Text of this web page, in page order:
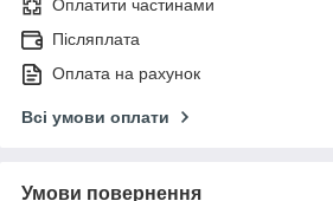
Оплатити частинами
Післяплата
Оплата на рахунок
Всі умови оплати
Умови повернення